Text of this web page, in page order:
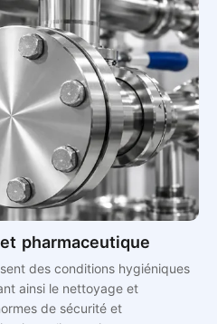
pharmaceutique
des conditions hygiéniques
ainsi le nettoyage et
de sécurité et